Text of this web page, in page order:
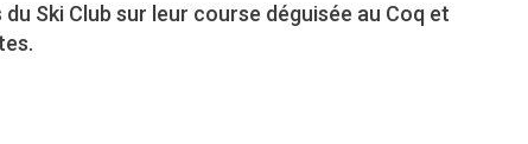
Ski Club sur leur course déguisée au Coq et